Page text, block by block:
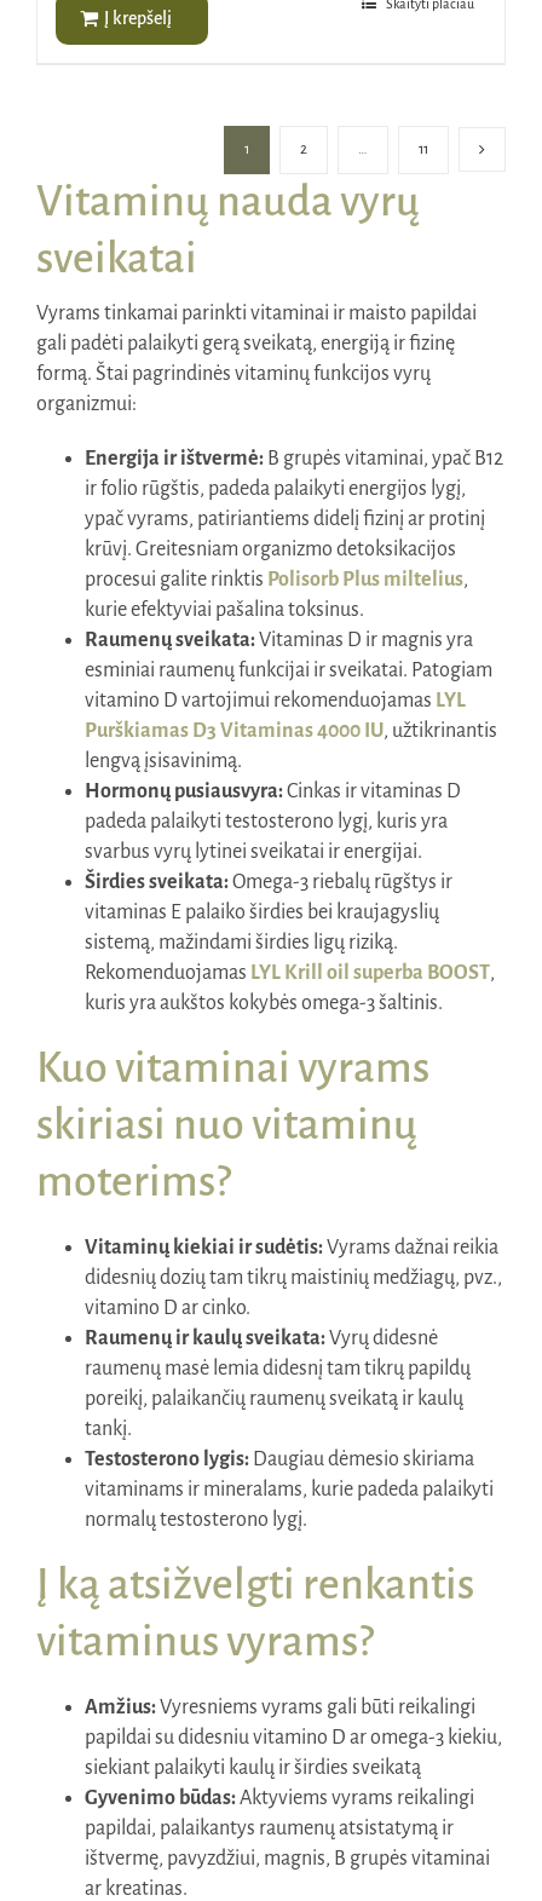
Į krepšelį
Skaityti plačiau
1 2 … 11
Vitaminų nauda vyrų
sveikatai
Vyrams tinkamai parinkti vitaminai ir maisto papildai
gali padėti palaikyti gerą sveikatą, energiją ir fizinę
formą. Štai pagrindinės vitaminų funkcijos vyrų
organizmui:
Energija ir ištvermė:B grupės vitaminai, ypač B12
ir folio rūgštis, padeda palaikyti energijos lygį,
ypač vyrams, patiriantiems didelį fizinį ar protinį
krūvį. Greitesniam organizmo detoksikacijos
procesui galite rinktis Polisorb Plus miltelius,
kurie efektyviai pašalina toksinus.
Raumenų sveikata:Vitaminas D ir magnis yra
esminiai raumenų funkcijai ir sveikatai. Patogiam
vitamino D vartojimui rekomenduojamas LYL
Purškiamas D3 Vitaminas 4000 IU, užtikrinantis
lengvą įsisavinimą.
Hormonų pusiausvyra:Cinkas ir vitaminas D
padeda palaikyti testosterono lygį, kuris yra
svarbus vyrų lytinei sveikatai ir energijai.
Širdies sveikata:Omega-3 riebalų rūgštys ir
vitaminas E palaiko širdies bei kraujagyslių
sistemą, mažindami širdies ligų riziką.
Rekomenduojamas LYL Krill oil superba BOOST,
kuris yra aukštos kokybės omega-3 šaltinis.
Kuo vitaminai vyrams
skiriasi nuo vitaminų
moterims?
Vitaminų kiekiai ir sudėtis:Vyrams dažnai reikia
didesnių dozių tam tikrų maistinių medžiagų, pvz.,
vitamino D ar cinko.
Raumenų ir kaulų sveikata:Vyrų didesnė
raumenų masė lemia didesnį tam tikrų papildų
poreikį, palaikančių raumenų sveikatą ir kaulų
tankį.
Testosterono lygis:Daugiau dėmesio skiriama
vitaminams ir mineralams, kurie padeda palaikyti
normalų testosterono lygį.
Į ką atsižvelgti renkantis
vitaminus vyrams?
Amžius:Vyresniems vyrams gali būti reikalingi
papildai su didesniu vitamino D ar omega-3 kiekiu,
siekiant palaikyti kaulų ir širdies sveikatą
Gyvenimo būdas:Aktyviems vyrams reikalingi
papildai, palaikantys raumenų atsistatymą ir
ištvermę, pavyzdžiui, magnis, B grupės vitaminai
ar kreatinas.